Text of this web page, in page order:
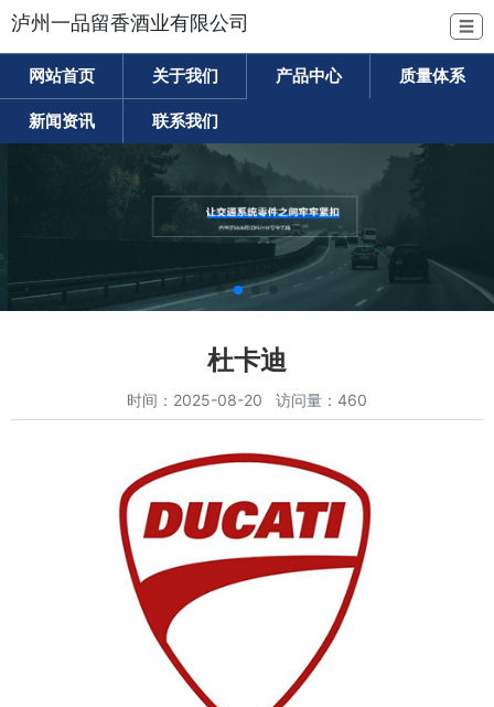
泸州一品留香酒业有限公司 ☰
网站首页 关于我们 产品中心 质量体系
新闻资讯 联系我们
杜卡迪
时间：2025-08-20 访问量：460